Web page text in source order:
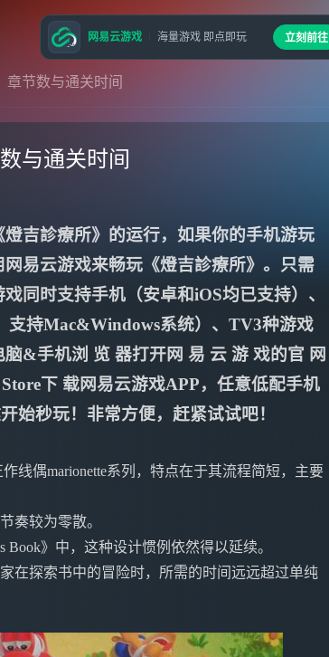
节数与通关时间
与通关时间
吉診療所》的运行，如果你的手机游玩
易云游戏来畅玩《燈吉診療所》。只需
同时支持手机（安卓和iOS均已支持）、
持Mac&Windows系统）、TV3种游戏
&手机浏 览 器打开网 易 云 游 戏的官 网
下 载网易云游戏APP，任意低配手机
始秒玩！非常方便，赶紧试试吧！
线偶marionette系列，特点在于其流程简短，主要
奏较为零散。
Book》中，这种设计惯例依然得以延续。
在探索书中的冒险时，所需的时间远远超过单纯
网易云游戏 海量游戏 即点即玩 立刻前往